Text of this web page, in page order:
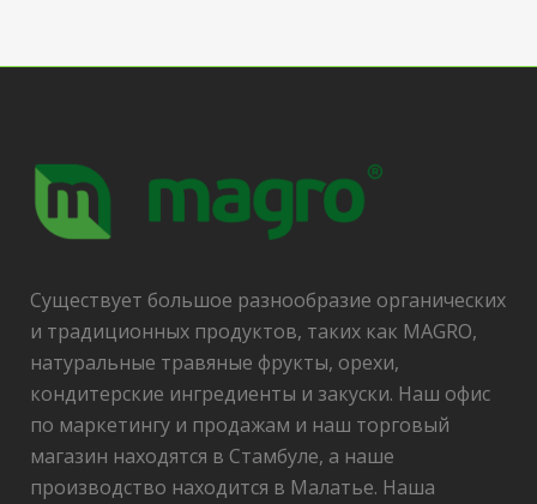
Существует большое разнообразие органических
и традиционных продуктов, таких как MAGRO,
натуральные травяные фрукты, орехи,
кондитерские ингредиенты и закуски. Наш офис
по маркетингу и продажам и наш торговый
магазин находятся в Стамбуле, а наше
производство находится в Малатье. Наша